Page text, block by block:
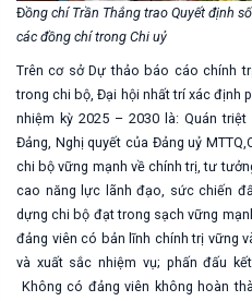
Đồng chí Trần Thắng trao Quyết định
các đồng chí trong Chi uỷ
Trên cơ sở Dự thảo báo cáo chính
trong chi bộ, Đại hội nhất trí xác định
nhiệm kỳ 2025 – 2030 là: Quán
Đảng, Nghị quyết của Đảng uỷ
chi bộ vững mạnh về chính trị, tư
cao năng lực lãnh đạo, sức chiến
dựng chi bộ đạt trong sạch vững
đảng viêncó bản lĩnh chính trị vững
và xuất sắc nhiệm vụ; phấn đấu
Không có đảng viên không hoàn